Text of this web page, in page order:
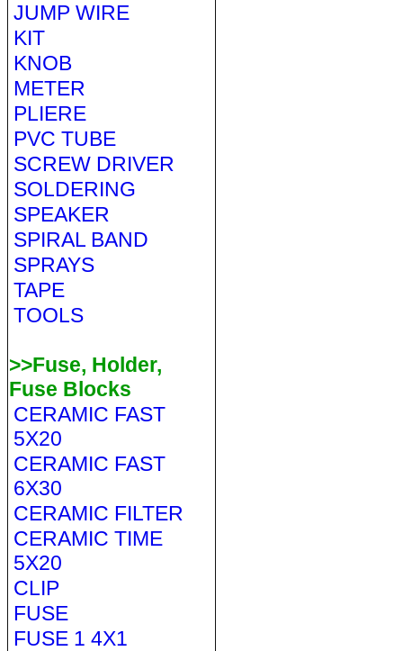
JUMP WIRE
KIT
KNOB
METER
PLIERE
PVC TUBE
SCREW DRIVER
SOLDERING
SPEAKER
SPIRAL BAND
SPRAYS
TAPE
TOOLS
>>Fuse, Holder,
Fuse Blocks
CERAMIC FAST
5X20
CERAMIC FAST
6X30
CERAMIC FILTER
CERAMIC TIME
5X20
CLIP
FUSE
FUSE 1 4X1